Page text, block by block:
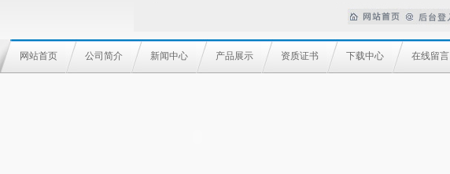
网站首页 公司简介 新闻中心 产品展示 资质证书 下载中心 在线留言